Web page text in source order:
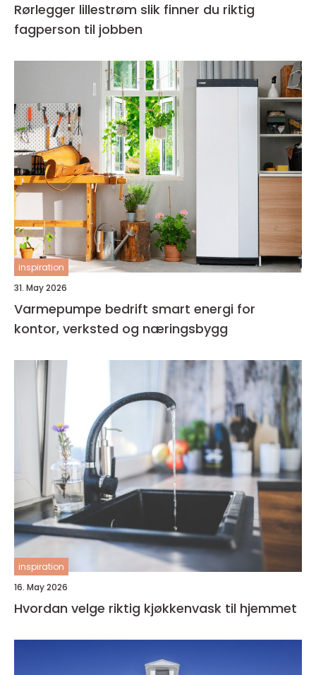
Rørlegger lillestrøm slik finner du riktig
fagperson til jobben
inspiration
31. May 2026
Varmepumpe bedrift smart energi for
kontor, verksted og næringsbygg
inspiration
16. May 2026
Hvordan velge riktig kjøkkenvask til hjemmet